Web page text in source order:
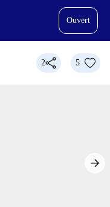
Ouvert
2 5